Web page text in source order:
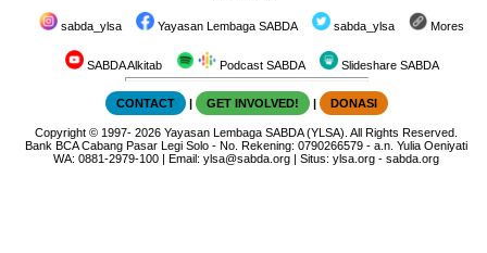
sabda_ylsa Yayasan Lembaga SABDA sabda_ylsa Mores
SABDA Alkitab Podcast SABDA Slideshare SABDA
CONTACT | GET INVOLVED! | DONASI
Copyright © 1997-2026Yayasan Lembaga SABDA (YLSA). All Rights Reserved.
Bank BCA Cabang Pasar Legi Solo - No. Rekening: 0790266579 - a.n. Yulia Oeniyati
WA:0881-2979-100 | Email:ylsa@sabda.org | Situs:ylsa.org -sabda.org